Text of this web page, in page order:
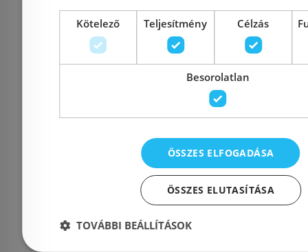
79 290 Ft63 200 Ft
Kosárba
52 900 Ft
Kötelező Teljesítmény Célzás
Besorolatlan
ÖSSZES ELFOGADÁSA
ÖSSZES ELUTASÍTÁSA
TOVÁBBI BEÁLLÍTÁSOK